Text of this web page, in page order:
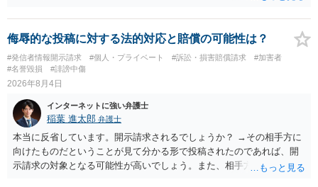
侮辱的な投稿に対する法的対応と賠償の可能性は？
#発信者情報開示請求 #個人・プライベート #訴訟・損害賠償請求
#加害者
#名誉毀損
#誹謗中傷
2026年8月4日
インターネットに強い弁護士
稲葉 進太郎 弁護士
本当に反省しています。開示請求されるでしょうか？ →その相手方に
向けたものだということが見て分かる形で投稿されたのであれば、開
示請求の対象となる可能性が高いでしょう。また、相手方の投稿した